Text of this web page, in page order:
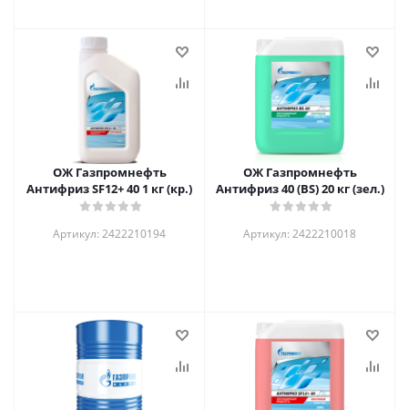
ОЖ Газпромнефть
Антифриз SF12+ 40 1 кг (кр.)
Артикул: 2422210194
ОЖ Газпромнефть
Антифриз 40 (BS) 20 кг (зел.)
Артикул: 2422210018